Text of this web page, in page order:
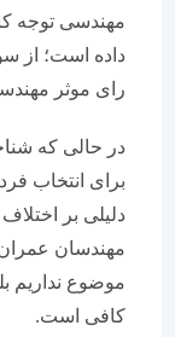
مهندسی توجه کافی
داده است؛ از سوی
رای موثر مهندسان
در حالی که شناخت
برای انتخاب فرد
دلیلی بر اختلاف و
مهندسان عمران
موضوع نداریم بلکه
کافی است.